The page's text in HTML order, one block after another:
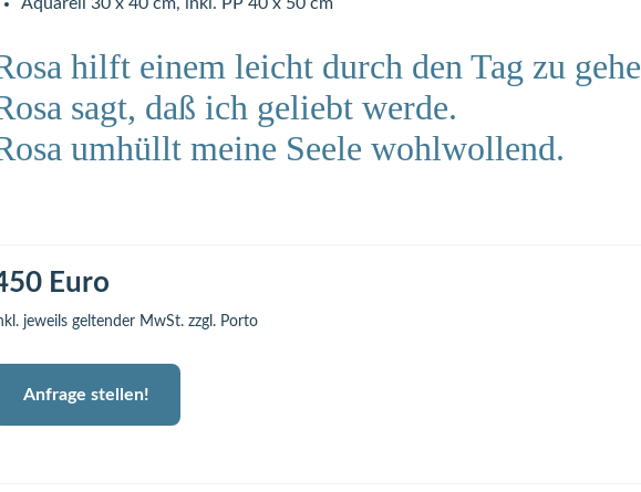
hilft einem leicht durch den Tag zu
sagt, daß ich geliebt werde.
umhüllt meine Seele wohlwollend.
Euro
jeweils geltender MwSt. zzgl. Porto
Anfrage stellen!